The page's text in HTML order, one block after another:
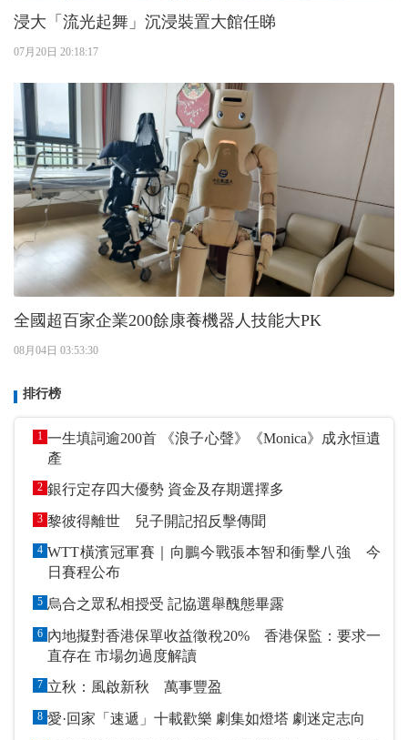
浸大「流光起舞」沉浸裝置大館任睇
07月20日 20:18:17
全國超百家企業200餘康養機器人技能大PK
08月04日 03:53:30
排行榜
1 一生填詞逾200首 《浪子心聲》《Monica》成永恒遺
產
2 銀行定存四大優勢 資金及存期選擇多
3 黎彼得離世 兒子開記招反擊傳聞
4 WTT橫濱冠軍賽｜向鵬今戰張本智和衝擊八強 今
日賽程公布
5 烏合之眾私相授受 記協選舉醜態畢露
6 內地擬對香港保單收益徵稅20% 香港保監：要求一
直存在 市場勿過度解讀
7 立秋：風啟新秋 萬事豐盈
8 愛·回家「速遞」十載歡樂 劇集如燈塔 劇迷定志向